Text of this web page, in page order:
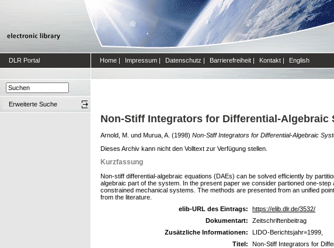
DLR Portal Home | Impressum | Datenschutz | Barrierefreiheit | Kontakt | English
Erweiterte Suche
Non-Stiff Integrators for Differential-Algebraic
Arnold, M. und Murua, A. (1998) Non-Stiff Integrators for Differential-Algebraic
Dieses Archiv kann nicht den Volltext zur Verfügung stellen.
Kurzfassung
Non-stiff differential-algebraic equations (DAEs) can be solved efficiently by
algebraic part of the system. In the present paper we consider partioned one-
constrained mechanical systems. The methods are presented from an unified
from the literature.
elib-URL des Eintrags:
https://elib.dlr.de/3532/
Dokumentart:
Zeitschriftenbeitrag
Zusätzliche Informationen:
LIDO-Berichtsjahr=1999,
Titel:
Non-Stiff Integrators for